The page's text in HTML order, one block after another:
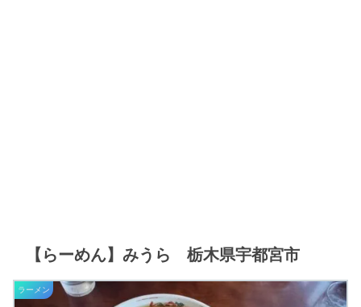
【らーめん】みうら 栃木県宇都宮市
ラーメン